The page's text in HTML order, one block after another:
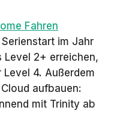
Fahren
im Jahr
Level 2+ erreichen,
4. Außerdem
aufbauen:
mit Trinity ab